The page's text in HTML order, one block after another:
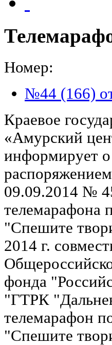
Номер:
№44 (166)
Краевое
«Амурский
информирует о
09.09.2014 №
телемарафона
"Спешите
2014 г.
фонда
"ГТРК
телемарафон
"Спешите